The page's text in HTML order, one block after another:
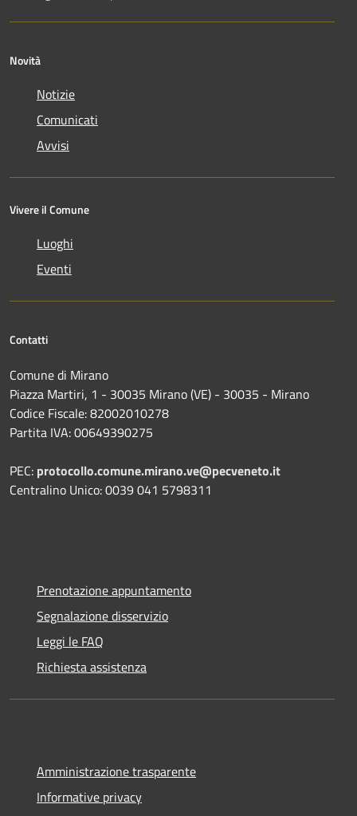
Novità
Notizie
Comunicati
Avvisi
Vivere il Comune
Luoghi
Eventi
Contatti
Comune di Mirano
Piazza Martiri, 1 - 30035 Mirano (VE) - 30035 - Mirano
Codice Fiscale: 82002010278
Partita IVA: 00649390275
PEC: protocollo.comune.mirano.ve@pecveneto.it
Centralino Unico: 0039 041 5798311
Prenotazione appuntamento
Segnalazione disservizio
Leggi le FAQ
Richiesta assistenza
Amministrazione trasparente
Informative privacy